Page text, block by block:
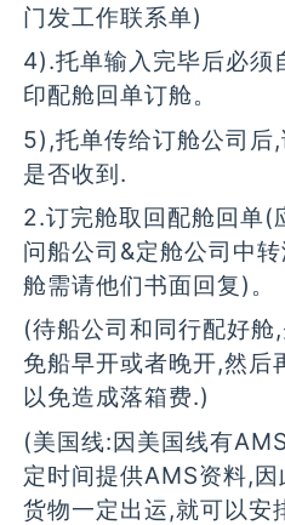
门发工作联系单)
4).托单输入完毕后必须
印配舱回单订舱。
5),托单传给订舱公司后
是否收到.
2.订完舱取回配舱回单(
问船公司&定舱公司中
舱需请他们书面回复)。
(待船公司和同行配好
免船早开或者晚开,然后
以免造成落箱费.)
(美国线:因美国线有
定时间提供AMS资料,
货物一定出运,就可以安